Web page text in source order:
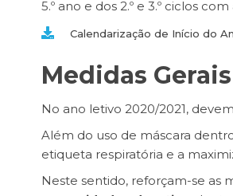
5.º ano e dos 2.º e 3.º ciclos
Calendarização de Início do
Medidas Gerais
No ano letivo 2020/2021,
Além do uso de máscara
etiqueta respiratória e a
Neste sentido, reforçam-se as